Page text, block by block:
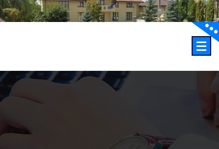
Sari
la